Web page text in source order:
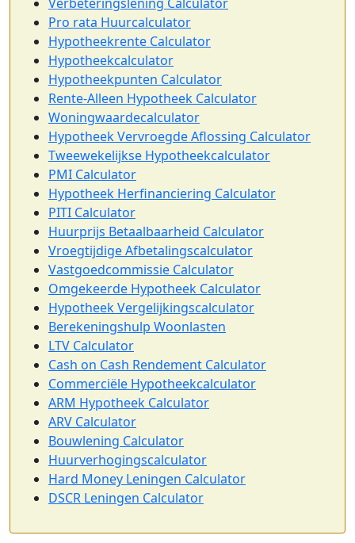
Pro rata Huurcalculator
Hypotheekrente Calculator
Hypotheekcalculator
Hypotheekpunten Calculator
Rente-Alleen Hypotheek Calculator
Woningwaardecalculator
Hypotheek Vervroegde Aflossing Calculator
Tweewekelijkse Hypotheekcalculator
PMI Calculator
Hypotheek Herfinanciering Calculator
PITI Calculator
Huurprijs Betaalbaarheid Calculator
Vroegtijdige Afbetalingscalculator
Vastgoedcommissie Calculator
Omgekeerde Hypotheek Calculator
Hypotheek Vergelijkingscalculator
Berekeningshulp Woonlasten
LTV Calculator
Cash on Cash Rendement Calculator
Commerciële Hypotheekcalculator
ARM Hypotheek Calculator
ARV Calculator
Bouwlening Calculator
Huurverhogingscalculator
Hard Money Leningen Calculator
DSCR Leningen Calculator